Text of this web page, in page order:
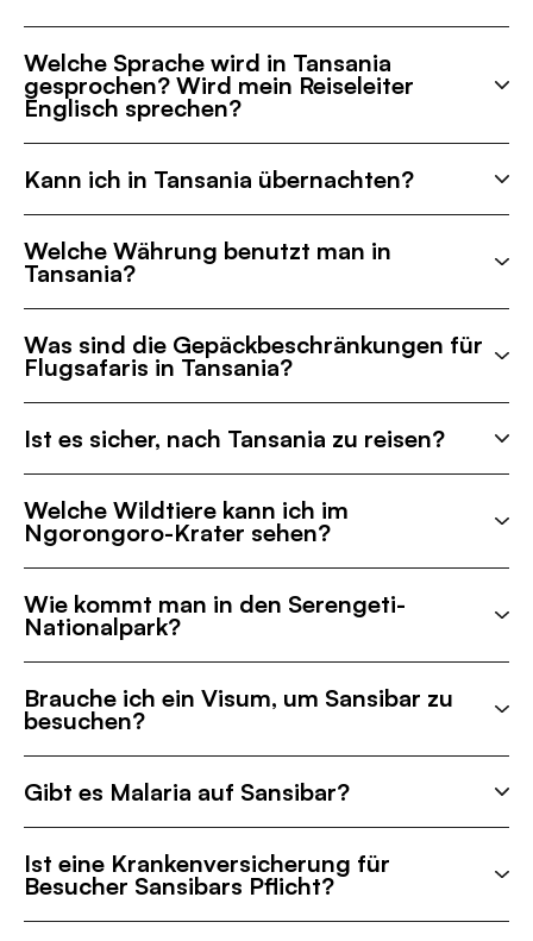
Welche Sprache wird in Tansania
gesprochen? Wird mein Reiseleiter
Englisch sprechen?
Kann ich in Tansania übernachten?
Welche Währung benutzt man in
Tansania?
Was sind die Gepäckbeschränkungen für
Flugsafaris in Tansania?
Ist es sicher, nach Tansania zu reisen?
Welche Wildtiere kann ich im
Ngorongoro-Krater sehen?
Wie kommt man in den Serengeti-
Nationalpark?
Brauche ich ein Visum, um Sansibar zu
besuchen?
Gibt es Malaria auf Sansibar?
Ist eine Krankenversicherung für
Besucher Sansibars Pflicht?